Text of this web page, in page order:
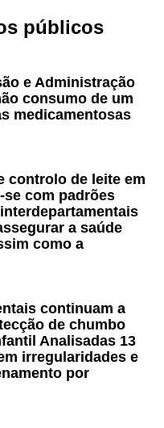
públicos
e Administração
consumo de um
medicamentosas
controlo de leite em
com padrões
a saúde
como a
continuam a
de chumbo
Analisadas 13
irregularidades e
por